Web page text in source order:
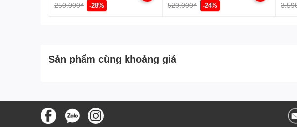
250.000₫ -28% 520.000₫ -24%
Sản phẩm cùng khoảng giá